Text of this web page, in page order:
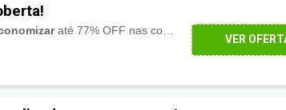
até 77% OFF nas compras desta coleção.
VER